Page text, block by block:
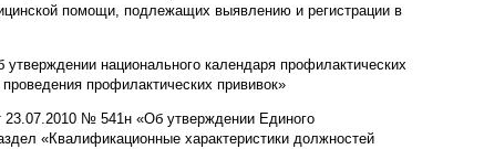
помощи, подлежащих выявлению и регистрации в
национального календаря профилактических
профилактических прививок»
23.07.2010 № 541н «Об утверждении Единого
«Квалификационные характеристики должностей